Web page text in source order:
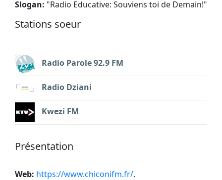
Slogan: "Radio Educative: Souviens toi de Demain!"
Stations soeur
Radio Parole 92.9 FM
Radio Dziani
Kwezi FM
Présentation
Web: https://www.chiconifm.fr/.